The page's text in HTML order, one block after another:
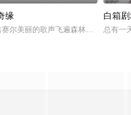
华（盖尔·加西亚·贝纳尔 饰）的故
缘
尔美丽的歌声飞遍森林，小动物们
白箱
总有一